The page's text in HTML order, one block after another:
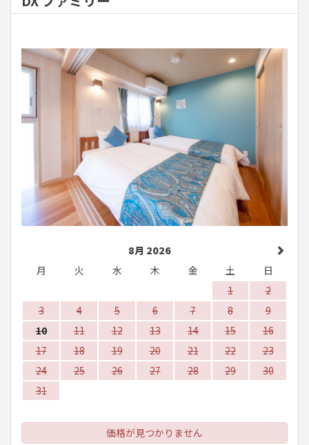
8月 2026
月
火 水 木 金 土
日
1
2
3
4 5 6 7 8
9
10
11 12 13 14 15
16
17
18 19 20 21 22
23
24
25 26 27 28 29
30
31
価格が見つかりません